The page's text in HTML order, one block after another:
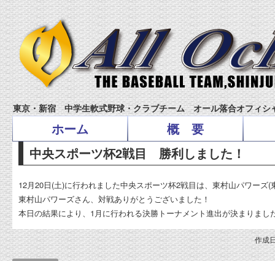
東京・新宿 中学生軟式野球・クラブチーム オール落合オフィシ
ホーム
概 要
中央スポーツ杯2戦目 勝利しました！
12月20日(土)に行われました中央スポーツ杯2戦目は、東村山パワーズ(
東村山パワーズさん、対戦ありがとうございました！
本日の結果により、1月に行われる決勝トーナメント進出が決まりまし
作成